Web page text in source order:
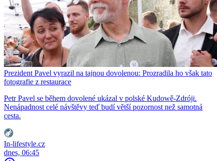
Prezident Pavel vyrazil na tajnou dovolenou: Prozradila ho však tato
fotografie z restaurace
Petr Pavel se během dovolené ukázal v polské Kudowě-Zdróji.
Nenápadnost celé návštěvy teď budí větší pozornost než samotná
cesta.
In-lifestyle.cz
dnes, 06:45